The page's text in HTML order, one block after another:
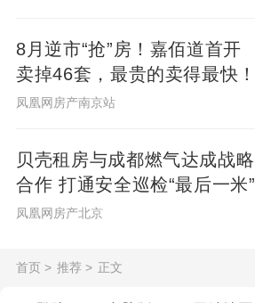
8月逆市“抢”房！嘉佰道首开
卖掉46套，最贵的卖得最快！
凤凰网房产南京站
贝壳租房与成都燃气达成战略
合作 打通安全巡检“最后一米”
凤凰网房产北京
首页 > 推荐 > 正文